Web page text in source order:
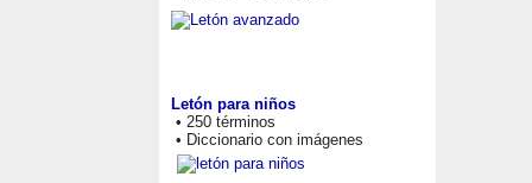
Letón para niños
• 250 términos
• Diccionario con imágenes